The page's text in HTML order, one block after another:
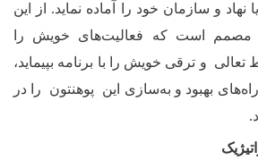
نهاد و سازمان خود را آماده نماید. از این
مصمم است که فعالیت‌های خویش را
و ترقی خویش را با برنامه بپیماید،
های بهبود و به‌سازی این پوهنتون را در